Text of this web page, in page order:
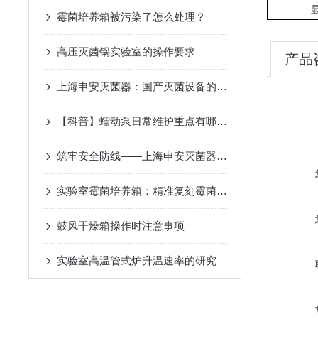
霉菌培养箱被污染了怎么处理？
高压灭菌锅实验室的操作要求
上海申安灭菌器：国产灭菌设备的可靠守护者
【科普】蠕动泵日常维护重点有哪些？
筑牢安全防线——上海申安灭菌器，实验室与医疗安全的守护者
实验室霉菌培养箱：精准复刻霉菌生长环境，赋能微生物研究新突破
鼓风干燥箱操作时注意事项
实验室高温管式炉升温速率的研究
产品